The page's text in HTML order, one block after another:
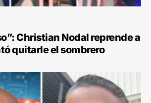
Christian Nodal reprende a
quitarle el sombrero